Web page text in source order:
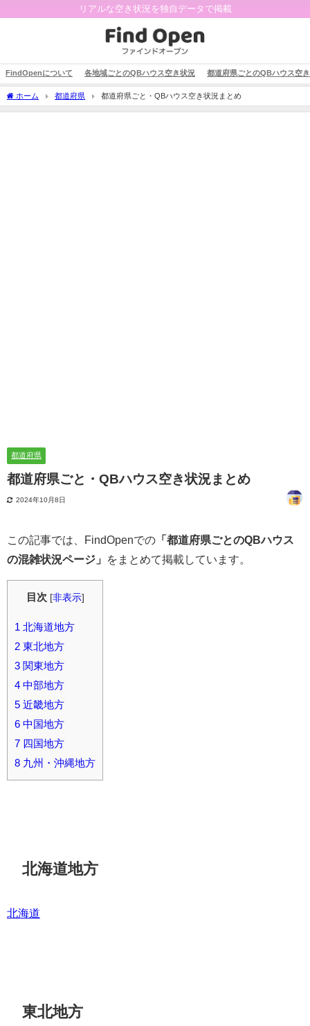
リアルな空き状況を独自データで掲載
FindOpenについて 各地域ごとのQBハウス空き状況 都道府県ごとのQBハウス空
ホーム 都道府県 都道府県ごと・QBハウス空き状況まとめ
都道府県
都道府県ごと・QBハウス空き状況まとめ
2024年10月8日
この記事では、FindOpenでの 「都道府県ごとのQBハウス
の混雑状況ページ」
をまとめて掲載しています。
目次 [非表示]
1 北海道地方
2 東北地方
3 関東地方
4 中部地方
5 近畿地方
6 中国地方
7 四国地方
8 九州・沖縄地方
北海道地方
北海道
東北地方